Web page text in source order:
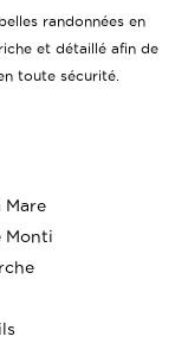
randonnées en
et détaillé afin de
toute sécurité.
Mare
Monti